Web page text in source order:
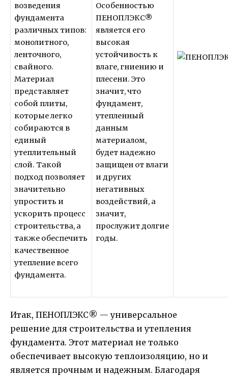
возведения
фундамента
различных типов:
монолитного,
ленточного,
свайного.
Материал
представляет
собой плиты,
которые легко
собираются в
единый
утеплительный
слой. Такой
подход позволяет
значительно
упростить и
ускорить процесс
строительства, а
также обеспечить
качественное
утепление всего
фундамента.
Особенностью
ПЕНОПЛЭКС®
является его
высокая
устойчивость к
влаге, гниению и
плесени. Это
значит, что
фундамент,
утепленный
данным
материалом,
будет надежно
защищен от влаги
и других
негативных
воздействий, а
значит,
прослужит долгие
годы.
Итак, ПЕНОПЛЭКС® — универсальное
решение для строительства и утепления
фундамента. Этот материал не только
обеспечивает высокую теплоизоляцию, но и
является прочным и надежным. Благодаря